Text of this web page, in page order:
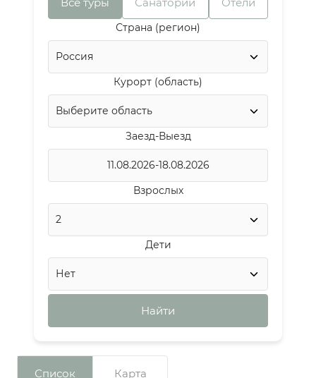
Страна (регион)
Курорт (область)
Заезд-Выезд
Взрослых
Дети
Найти
Список Карта